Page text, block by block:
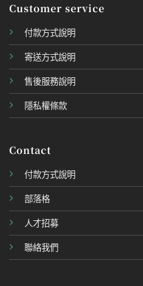
Customer service
付款方式說明
寄送方式說明
售後服務說明
隱私權條款
Contact
付款方式說明
部落格
人才招募
聯絡我們